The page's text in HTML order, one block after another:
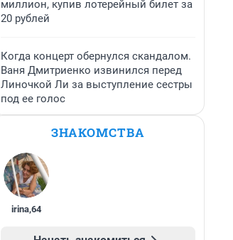
миллион, купив лотерейный билет за
20 рублей
Когда концерт обернулся скандалом.
Ваня Дмитриенко извинился перед
Линочкой Ли за выступление сестры
под ее голос
ЗНАКОМСТВА
irina,64